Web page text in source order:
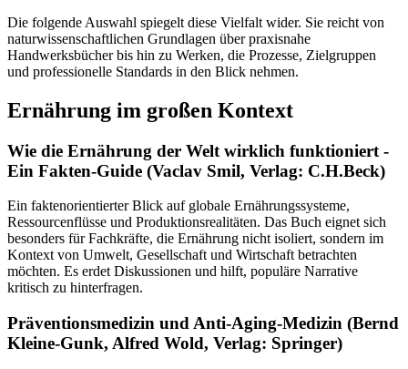
Die folgende Auswahl spiegelt diese Vielfalt wider. Sie reicht von
naturwissenschaftlichen Grundlagen über praxisnahe
Handwerksbücher bis hin zu Werken, die Prozesse, Zielgruppen
und professionelle Standards in den Blick nehmen.
Ernährung im großen Kontext
Wie die Ernährung der Welt wirklich funktioniert -
Ein Fakten-Guide (Vaclav Smil, Verlag: C.H.Beck)
Ein faktenorientierter Blick auf globale Ernährungssysteme,
Ressourcenflüsse und Produktionsrealitäten. Das Buch eignet sich
besonders für Fachkräfte, die Ernährung nicht isoliert, sondern im
Kontext von Umwelt, Gesellschaft und Wirtschaft betrachten
möchten. Es erdet Diskussionen und hilft, populäre Narrative
kritisch zu hinterfragen.
Präventionsmedizin und Anti-Aging-Medizin (Bernd
Kleine-Gunk, Alfred Wold, Verlag: Springer)